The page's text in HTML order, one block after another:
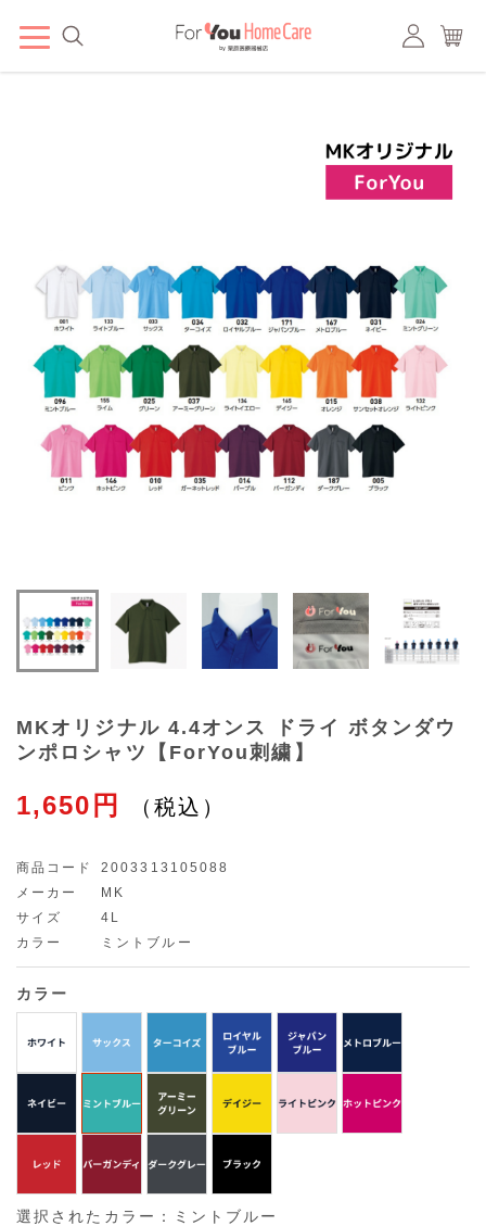
MKオリジナル 4.4オンス ドライ ボタンダウ
ンポロシャツ【ForYou刺繍】
1,650円
商品コード
2003313105088
メーカー
MK
サイズ
4L
カラー
ミントブルー
カラー
選択されたカラー：ミントブルー